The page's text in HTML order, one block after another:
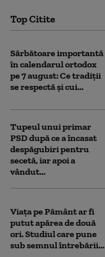
Top Citite
Sărbătoare importantă
în calendarul ortodox
pe 7 august: Ce tradiții
se respectă și cui...
Tupeul unui primar
PSD după ce a încasat
despăgubiri pentru
secetă, iar apoi a
vândut...
Viața pe Pământ ar fi
putut apărea de două
ori. Studiul care pune
sub semnul întrebării...